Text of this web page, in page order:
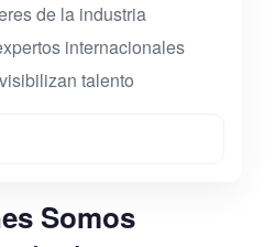
Somos
de la industria
internacionales
talento